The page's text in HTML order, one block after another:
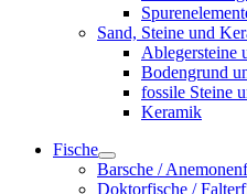
Sand, Steine und
Ablegersteine
Bodengrund
fossile Steine
Keramik
Fische
Barsche /
Doktorfische /